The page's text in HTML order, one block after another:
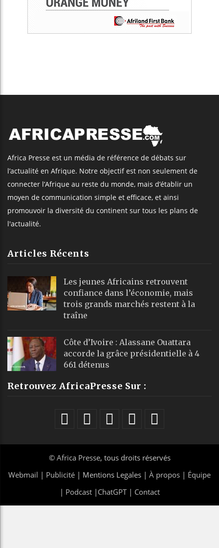
Africa Presse est un média de référence de débats sur
l’actualité en Afrique. Notre objectif est non seulement de
connecter l’Afrique au reste du monde, mais d’établir un
moyen de communication simple et efficace, et ainsi
promouvoir la diversité du continent sur tous les plans de
l'actualité.
Articles Récents
Les jeunes Africains retrouvent
confiance dans l’économie, mais
trois grands marchés restent à la
traîne
Côte d’Ivoire : Alassane Ouattara
accorde la grâce présidentielle à 4
661 détenus
Retrouvez AfricaPresse Sur :
© Africa Presse, tous droits réservés
Webmail | Publicité | Mentions Legales | À propos | Équipe
| Podcast| ChatGPT| Contact